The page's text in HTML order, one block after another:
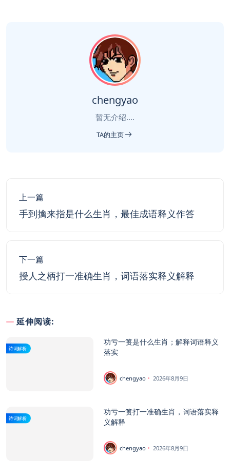
chengyao
暂无介绍....
TA的主页
上一篇
手到擒来指是什么生肖，最佳成语释义作答
下一篇
授人之柄打一准确生肖，词语落实释义解释
延伸阅读:
诗词解析
功亏一篑是什么生肖；解释词语释义
落实
chengyao 2026年8月9日
诗词解析
功亏一篑打一准确生肖，词语落实释
义解释
chengyao 2026年8月9日